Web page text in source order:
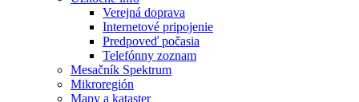
Verejná doprava
Internetové pripojenie
Predpoveď počasia
Telefónny zoznam
Mesačník Spektrum
Mikroregión
Mapy a kataster